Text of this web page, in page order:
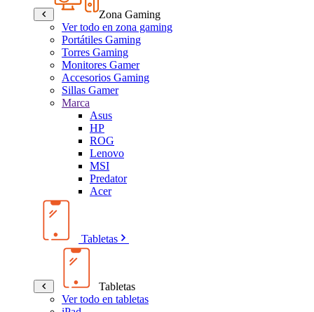
Zona Gaming
Ver todo en zona gaming
Portátiles Gaming
Torres Gaming
Monitores Gamer
Accesorios Gaming
Sillas Gamer
Marca
Asus
HP
ROG
Lenovo
MSI
Predator
Acer
Tabletas
Tabletas
Ver todo en tabletas